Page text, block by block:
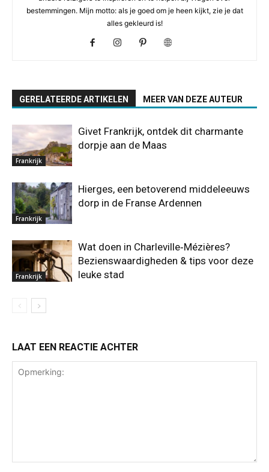
bestemmingen. Mijn motto: als je goed om je heen kijkt, zie je dat
alles gekleurd is!
GERELATEERDE ARTIKELEN MEER VAN DEZE AUTEUR
Frankrijk
Givet Frankrijk, ontdek dit charmante
dorpje aan de Maas
Frankrijk
Hierges, een betoverend middeleeuws
dorp in de Franse Ardennen
Frankrijk
Wat doen in Charleville‑Mézières?
Bezienswaardigheden & tips voor deze
leuke stad
LAAT EEN REACTIE ACHTER